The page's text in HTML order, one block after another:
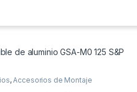
de aluminio GSA-M0 125 S&P
,Accesorios de Montaje